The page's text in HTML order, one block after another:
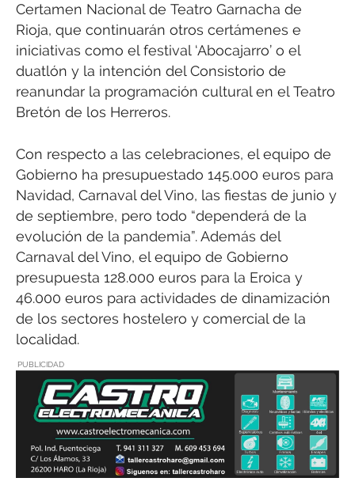
Certamen Nacional de Teatro Garnacha de
Rioja, que continuarán otros certámenes e
iniciativas como el festival ‘Abocajarro’ o el
duatlón y la intención del Consistorio de
reanundar la programación cultural en el Teatro
Bretón de los Herreros.
Con respecto a las celebraciones, el equipo de
Gobierno ha presupuestado 145.000 euros para
Navidad, Carnaval del Vino, las fiestas de junio y
de septiembre, pero todo “dependerá de la
evolución de la pandemia”. Además del
Carnaval del Vino, el equipo de Gobierno
presupuesta 128.000 euros para la Eroica y
46.000 euros para actividades de dinamización
de los sectores hostelero y comercial de la
localidad.
PUBLICIDAD